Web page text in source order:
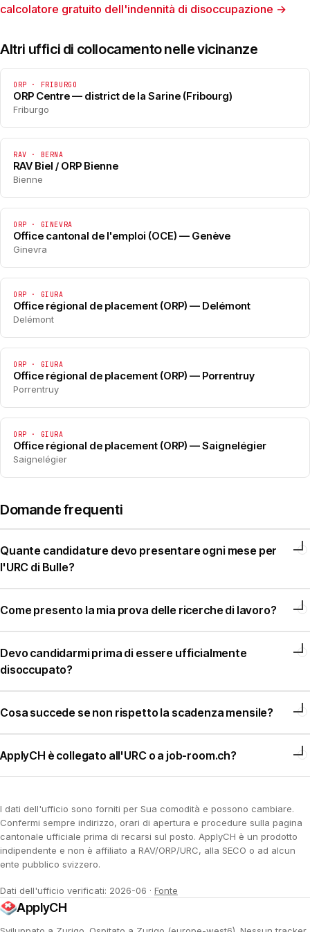
calcolatore gratuito dell'indennità di disoccupazione →
Altri uffici di collocamento nelle vicinanze
ORP · FRIBURGO
ORP Centre — district de la Sarine (Fribourg)
Friburgo
RAV · BERNA
RAV Biel / ORP Bienne
Bienne
ORP · GINEVRA
Office cantonal de l'emploi (OCE) — Genève
Ginevra
ORP · GIURA
Office régional de placement (ORP) — Delémont
Delémont
ORP · GIURA
Office régional de placement (ORP) — Porrentruy
Porrentruy
ORP · GIURA
Office régional de placement (ORP) — Saignelégier
Saignelégier
Domande frequenti
Quante candidature devo presentare ogni mese per
l'URC di Bulle?
Come presento la mia prova delle ricerche di lavoro?
Devo candidarmi prima di essere ufficialmente
disoccupato?
Cosa succede se non rispetto la scadenza mensile?
ApplyCH è collegato all'URC o a job-room.ch?
I dati dell'ufficio sono forniti per Sua comodità e possono cambiare.
Confermi sempre indirizzo, orari di apertura e procedure sulla pagina
cantonale ufficiale prima di recarsi sul posto. ApplyCH è un prodotto
indipendente e non è affiliato a RAV/ORP/URC, alla SECO o ad alcun
ente pubblico svizzero.
Dati dell'ufficio verificati: 2026-06 · Fonte
ApplyCH